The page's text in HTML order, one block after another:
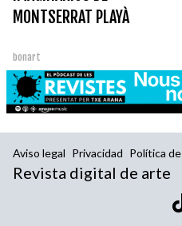
MONTSERRAT PLAYÀ
bonart
Aviso legal Privacidad Política
Revista digital de arte